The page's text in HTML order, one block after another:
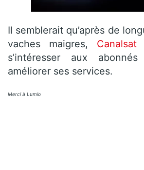
Il semblerait qu’après de
vaches maigres, Canalsat
s’intéresser aux abonnés
améliorer ses services.
Merci à Lumio